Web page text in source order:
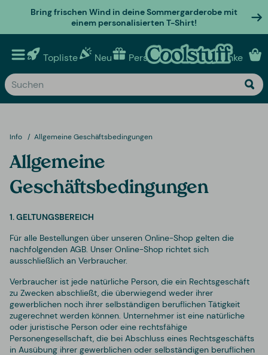
Bring frischen Wind in deine Sommergarderobe mit
einem personalisierten T-Shirt!
Topliste Neu Personalisierte geschenke
Info Allgemeine Geschäftsbedingungen
Allgemeine
Geschäftsbedingungen
1. GELTUNGSBEREICH
Für alle Bestellungen über unseren Online-Shop gelten die
nachfolgenden AGB. Unser Online-Shop richtet sich
ausschließlich an Verbraucher.
Verbraucher ist jede natürliche Person, die ein Rechtsgeschäft
zu Zwecken abschließt, die überwiegend weder ihrer
gewerblichen noch ihrer selbständigen beruflichen Tätigkeit
zugerechnet werden können. Unternehmer ist eine natürliche
oder juristische Person oder eine rechtsfähige
Personengesellschaft, die bei Abschluss eines Rechtsgeschäfts
in Ausübung ihrer gewerblichen oder selbständigen beruflichen